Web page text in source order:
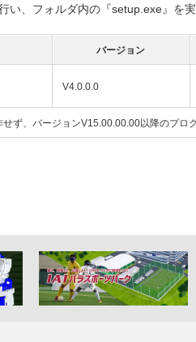
い、フォルダ内の『setup.exe』を
バージョン
V4.0.0.0
ず、バージョンV15.00.00.00以降のプロ